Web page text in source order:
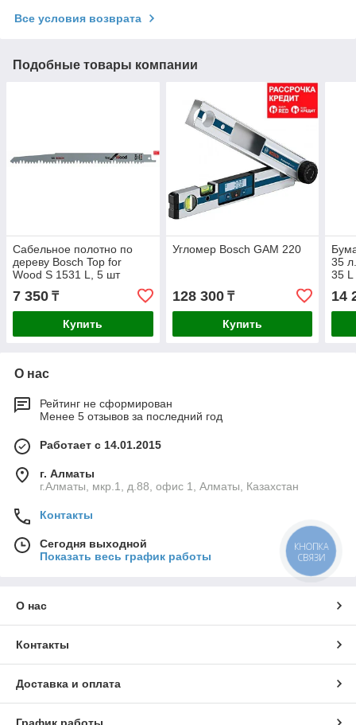
Все условия возврата
Подобные товары компании
Сабельное полотно по
дереву Bosch Top for
Wood S 1531 L, 5 шт
7 350 ₸
Купить
Угломер Bosch GAM 220
128 300₸
Купить
35
35 L
14
О нас
Рейтинг не сформирован
Менее 5 отзывов за последний год
Работает с 14.01.2015
г. Алматы
г.Алматы, мкр.1, д.88, офис 1, Алматы, Казахстан
Контакты
Сегодня выходной
Показать весь график работы
О нас
Контакты
Доставка и оплата
График работы
КНОПКА
СВЯЗИ